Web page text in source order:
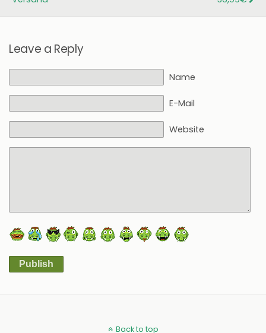
Leave a Reply
Name
E-Mail
Website
Publish
Back to top